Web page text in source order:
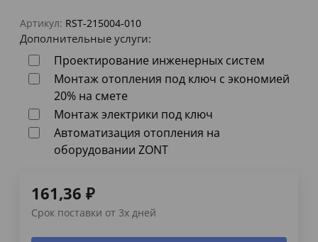
Артикул: RST-215004-010
Дополнительные услуги:
Проектирование инженерных систем
Монтаж отопления под ключ с экономией
20% на смете
Монтаж электрики под ключ
Автоматизация отопления на
оборудовании ZONT
161,36 ₽
Срок поставки от 3х дней